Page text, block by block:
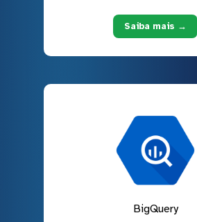
Saiba mais →
BigQuery